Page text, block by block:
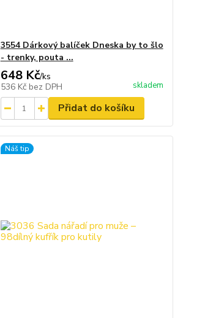
3554 Dárkový balíček Dneska by to šlo
- trenky, pouta ...
648 Kč/ks
536 Kč bez DPH skladem
Přidat do košíku
Náš tip